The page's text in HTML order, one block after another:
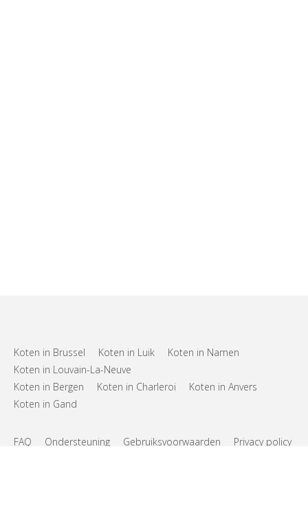
Koten in Brussel Koten in Luik
Koten in Namen
Koten in Louvain-La-Neuve
Koten in Bergen
Koten in Charleroi
Koten in Anvers
Koten in Gand
FAQ Ondersteuning Gebruiksvoorwaarden Privacy policy